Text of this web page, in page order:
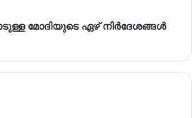
മോദിയുടെ ഏഴ് നിര്‍ദേശങ്ങള്‍